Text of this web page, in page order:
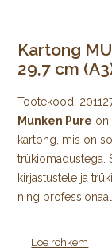
Kartong
29,7 cm
Tootekood:
Munken Pure on
kartong, mis on
trükiomadustega.
kirjastustele ja
ning
Munken Pure
Loe rohkem